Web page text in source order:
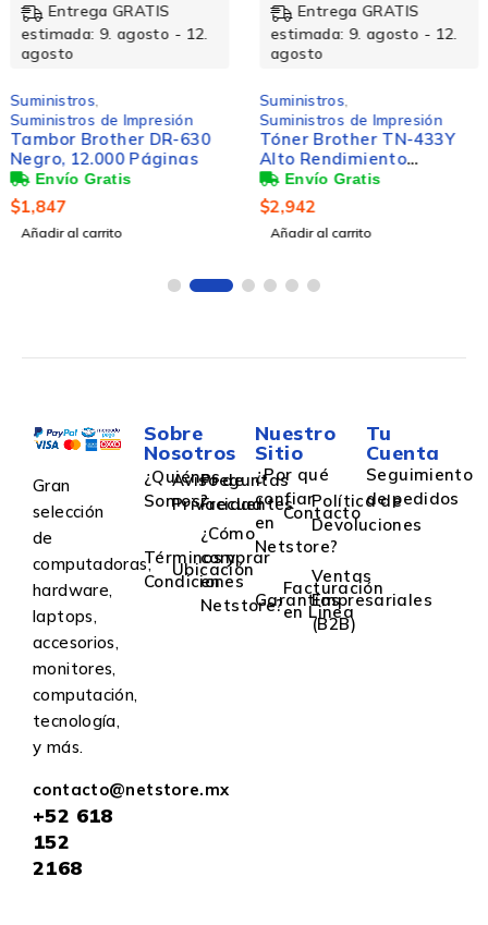
Entrega GRATIS
estimada: 9. agosto - 12.
agosto
Suministros
Suministros de Impresión
Tambor Brother DR-630
Negro, 12.000 Páginas
$1,847
Añadir al carrito
Entrega GRATIS
estimada: 9. agosto - 12.
agosto
Suministros
Suministros de Impresión
Tóner Brother TN-433Y
Alto Rendimiento
Amarillo, 4.000 Páginas
$2,942
Añadir al carrito
Gran
selección
de
computadoras,
hardware,
laptops,
accesorios,
monitores,
computación,
tecnología,
y más.
contacto@netstore.mx
+52 618
152
2168
Sobre
Nosotros
¿Quiénes
Somos?
Aviso de
Privacidad
Preguntas
Frecuentes
Términos y
Condiciones
Ubicación
¿Cómo
comprar
en
Netstore?
Nuestro
Sitio
¿Por qué
confiar
en
Netstore?
Contacto
Política de
Devoluciones
Garantías
Facturación
en Linea
Ventas
Empresariales
(B2B)
Tu
Cuenta
Seguimiento
de pedidos